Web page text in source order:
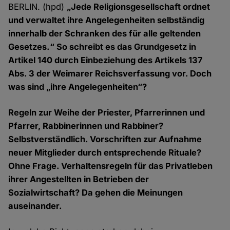
BERLIN. (hpd) „Jede Religionsgesellschaft ordnet
und verwaltet ihre Angelegenheiten selbständig
innerhalb der Schranken des für alle geltenden
Gesetzes.“ So schreibt es das Grundgesetz in
Artikel 140 durch Einbeziehung des Artikels 137
Abs. 3 der Weimarer Reichsverfassung vor. Doch
was sind „ihre Angelegenheiten“?
Regeln zur Weihe der Priester, Pfarrerinnen und
Pfarrer, Rabbinerinnen und Rabbiner?
Selbstverständlich. Vorschriften zur Aufnahme
neuer Mitglieder durch entsprechende Rituale?
Ohne Frage. Verhaltensregeln für das Privatleben
ihrer Angestellten in Betrieben der
Sozialwirtschaft? Da gehen die Meinungen
auseinander.